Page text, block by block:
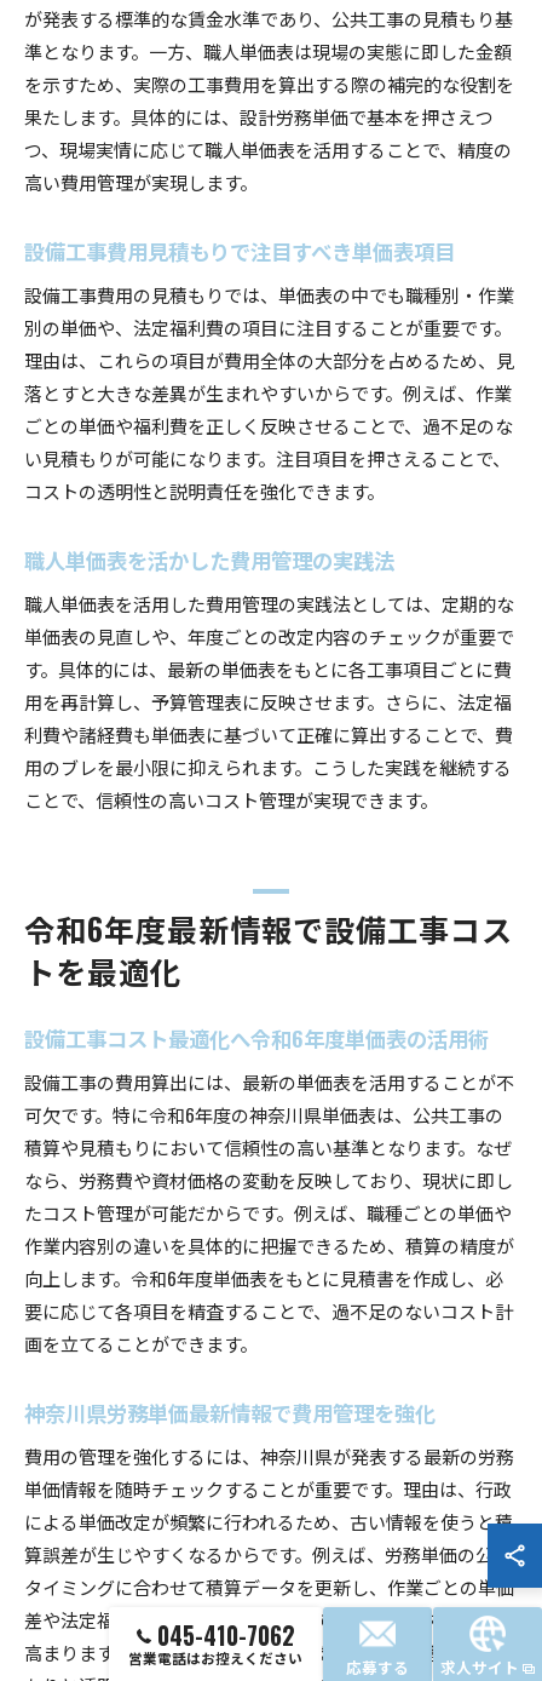
が発表する標準的な賃金水準であり、公共工事の見積もり基
準となります。一方、職人単価表は現場の実態に即した金額
を示すため、実際の工事費用を算出する際の補完的な役割を
果たします。具体的には、設計労務単価で基本を押さえつ
つ、現場実情に応じて職人単価表を活用することで、精度の
高い費用管理が実現します。
設備工事費用見積もりで注目すべき単価表項目
設備工事費用の見積もりでは、単価表の中でも職種別・作業
別の単価や、法定福利費の項目に注目することが重要です。
理由は、これらの項目が費用全体の大部分を占めるため、見
落とすと大きな差異が生まれやすいからです。例えば、作業
ごとの単価や福利費を正しく反映させることで、過不足のな
い見積もりが可能になります。注目項目を押さえることで、
コストの透明性と説明責任を強化できます。
職人単価表を活かした費用管理の実践法
職人単価表を活用した費用管理の実践法としては、定期的な
単価表の見直しや、年度ごとの改定内容のチェックが重要で
す。具体的には、最新の単価表をもとに各工事項目ごとに費
用を再計算し、予算管理表に反映させます。さらに、法定福
利費や諸経費も単価表に基づいて正確に算出することで、費
用のブレを最小限に抑えられます。こうした実践を継続する
ことで、信頼性の高いコスト管理が実現できます。
令和6年度最新情報で設備工事コス
トを最適化
設備工事コスト最適化へ令和6年度単価表の活用術
設備工事の費用算出には、最新の単価表を活用することが不
可欠です。特に令和6年度の神奈川県単価表は、公共工事の
積算や見積もりにおいて信頼性の高い基準となります。なぜ
なら、労務費や資材価格の変動を反映しており、現状に即し
たコスト管理が可能だからです。例えば、職種ごとの単価や
作業内容別の違いを具体的に把握できるため、積算の精度が
向上します。令和6年度単価表をもとに見積書を作成し、必
要に応じて各項目を精査することで、過不足のないコスト計
画を立てることができます。
神奈川県労務単価最新情報で費用管理を強化
費用の管理を強化するには、神奈川県が発表する最新の労務
単価情報を随時チェックすることが重要です。理由は、行政
による単価改定が頻繁に行われるため、古い情報を使うと積
算誤差が生じやすくなるからです。例えば、労務単価の公表
タイミングに合わせて積算データを更新し、作業ごとの単価
差や法定福利費も考慮に入れることで、全体のコスト精度が
高まります。最新の労務単価を活用することで、適正な見積
045-410-7062
営業電話はお控えください 応募する 求人サイト